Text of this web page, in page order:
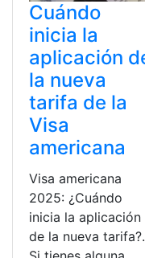
Cuándo
inicia la
aplicación
la nueva
tarifa de la
Visa
americana
Visa americana
2025: ¿Cuándo
inicia la aplicación
de la nueva tarifa?.